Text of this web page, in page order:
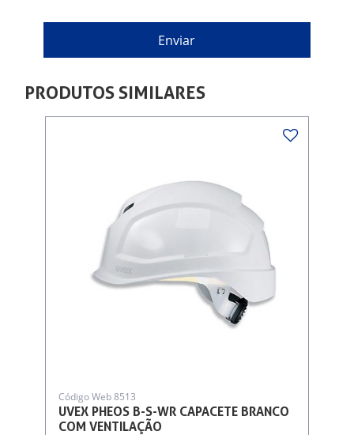
PRODUTOS SIMILARES
UVEX PHEOS B-S-WR CAPACETE BRANCO
COM VENTILAÇÃO
Código Web 8513